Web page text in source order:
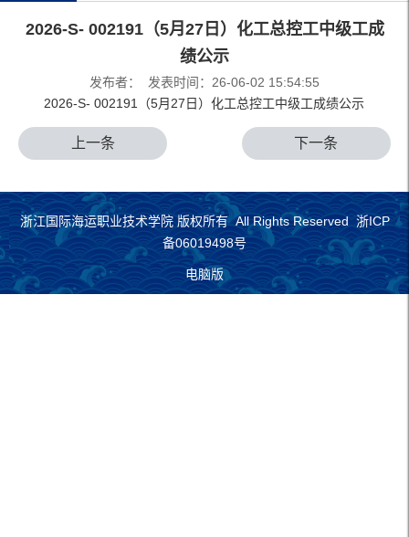
2026-S- 002191（5月27日）化工总控工中级工成
绩公示
发布者： 发表时间：26-06-02 15:54:55
2026-S- 002191（5月27日）化工总控工中级工成绩公示
下一条
上一条
浙江国际海运职业技术学院 版权所有 All Rights Reserved 浙ICP
备06019498号
电脑版